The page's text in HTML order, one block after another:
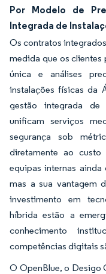
Por Modelo de
Integrada de
Os contratos
medida que os
única e análises
instalações físicas da
gestão integrada de
unificam serviços
segurança sob
diretamente ao
equipas internas
mas a sua vantagem
investimento em
híbrida estão a
conhecimento
competências digitais
O OpenBlue, o Desigo